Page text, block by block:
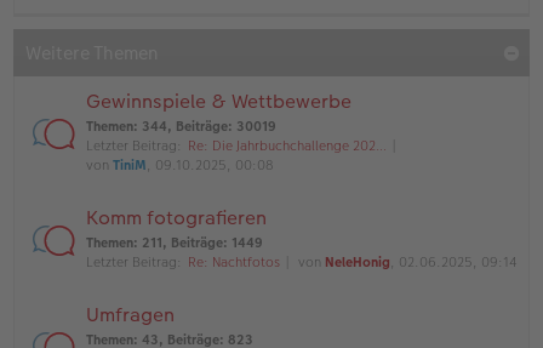
Gewinnspiele & Wettbewerbe
Themen: 344, Beiträge: 30019
Letzter Beitrag: Re: Die Jahrbuchchallenge 202…
von TiniM, 09.10.2025, 00:08
Komm fotografieren
Themen: 211, Beiträge: 1449
Letzter Beitrag: Re: Nachtfotos von NeleHonig, 02.06.2025, 09:14
Umfragen
Themen: 43, Beiträge: 823